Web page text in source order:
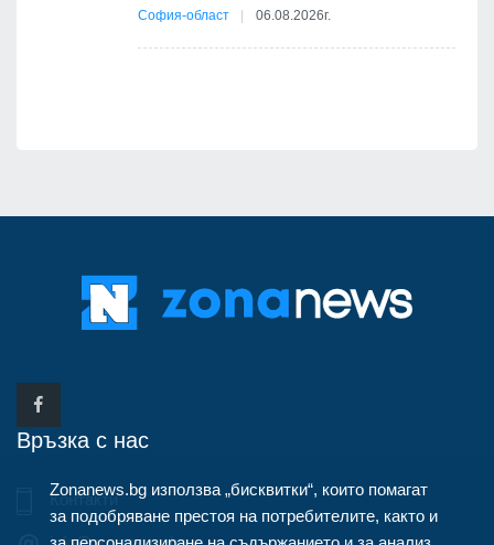
София-област 06.08.2026г.
Връзка с нас
Контакти
Zonanews.bg използва „бисквитки“, които помагат
за подобряване престоя на потребителите, както и